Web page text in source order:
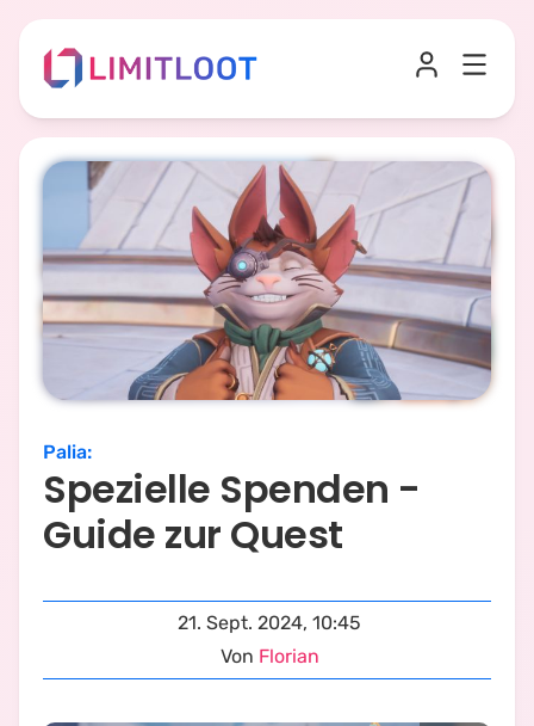
Palia:
Spezielle Spenden -
Guide zur Quest
21. Sept. 2024, 10:45
Von Florian